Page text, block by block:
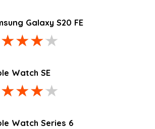
Galaxy S20 FE
Watch SE
Watch Series 6